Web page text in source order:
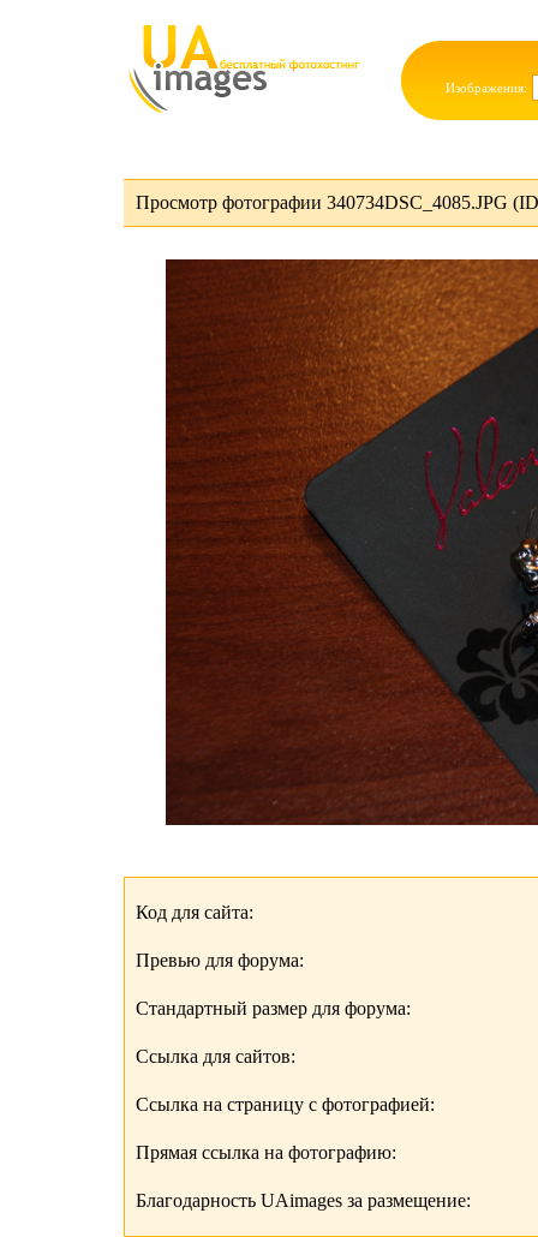
Изображения:
Просмотр фотографии 340734DSC_4085.JPG
Код для сайта:
Превью для форума:
Стандартный размер для форума:
Ссылка для сайтов:
Ссылка на страницу с фотографией:
Прямая ссылка на фотографию:
Благодарность UAimages за размещение: